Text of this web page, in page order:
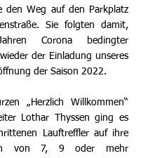
den Weg auf den Parkplatz
Sie folgten damit,
Corona bedingter
der Einladung unseres
der Saison 2022.
„Herzlich Willkommen“
Lothar Thyssen ging es
Lauftreffler auf ihre
von 7, 9 oder mehr